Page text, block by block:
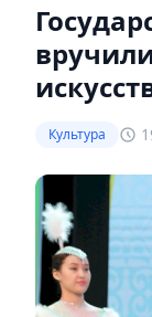
Культура